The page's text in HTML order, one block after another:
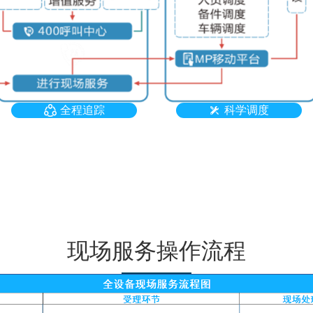
全程追踪 科学调度
现场服务操作流程